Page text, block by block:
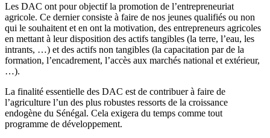
Les DAC ont pour objectif la promotion de l’entrepreneuriat
agricole. Ce dernier consiste à faire de nos jeunes qualifiés ou non
qui le souhaitent et en ont la motivation, des entrepreneurs agricoles
en mettant à leur disposition des actifs tangibles (la terre, l’eau, les
intrants, …) et des actifs non tangibles (la capacitation par de la
formation, l’encadrement, l’accès aux marchés national et extérieur,
…).
La finalité essentielle des DAC est de contribuer à faire de
l’agriculture l’un des plus robustes ressorts de la croissance
endogène du Sénégal. Cela exigera du temps comme tout
programme de développement.